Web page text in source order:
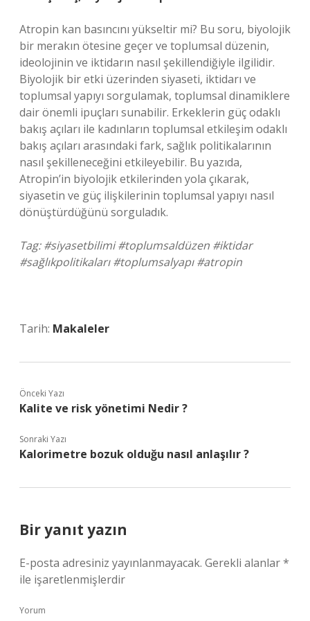
Atropin kan basıncını yükseltir mi? Bu soru, biyolojik
bir merakın ötesine geçer ve toplumsal düzenin,
ideolojinin ve iktidarın nasıl şekillendiğiyle ilgilidir.
Biyolojik bir etki üzerinden siyaseti, iktidarı ve
toplumsal yapıyı sorgulamak, toplumsal dinamiklere
dair önemli ipuçları sunabilir. Erkeklerin güç odaklı
bakış açıları ile kadınların toplumsal etkileşim odaklı
bakış açıları arasındaki fark, sağlık politikalarının
nasıl şekilleneceğini etkileyebilir. Bu yazıda,
Atropin’in biyolojik etkilerinden yola çıkarak,
siyasetin ve güç ilişkilerinin toplumsal yapıyı nasıl
dönüştürdüğünü sorguladık.
Tag: #siyasetbilimi #toplumsaldüzen #iktidar
#sağlıkpolitikaları #toplumsalyapı #atropin
Tarih: Makaleler
Önceki Yazı
Kalite ve risk yönetimi Nedir ?
Sonraki Yazı
Kalorimetre bozuk olduğu nasıl anlaşılır ?
Bir yanıt yazın
E-posta adresiniz yayınlanmayacak. Gerekli alanlar*
ile işaretlenmişlerdir
Yorum